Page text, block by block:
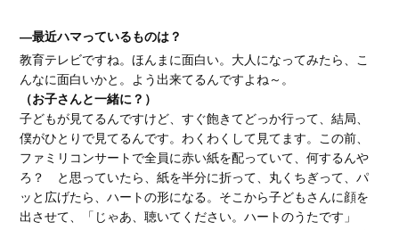
―最近ハマっているものは？
教育テレビですね。ほんまに面白い。大人になってみたら、こ
んなに面白いかと。よう出来てるんですよね～。
（お子さんと一緒に？）
子どもが見てるんですけど、すぐ飽きてどっか行って、結局、
僕がひとりで見てるんです。わくわくして見てます。この前、
ファミリコンサートで全員に赤い紙を配っていて、何するんや
ろ？ と思っていたら、紙を半分に折って、丸くちぎって、パ
ッと広げたら、ハートの形になる。そこから子どもさんに顔を
出させて、「じゃあ、聴いてください。ハートのうたです」